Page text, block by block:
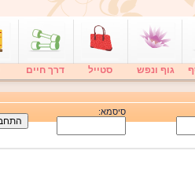
גוף ונפש סטייל דרך חיים
סיסמא: